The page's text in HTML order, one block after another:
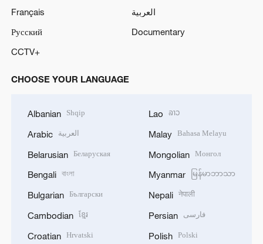
Français
العربية
Русский
Documentary
CCTV+
CHOOSE YOUR LANGUAGE
Albanian Shqip
Arabic العربية
Belarusian Беларуская
Bengali বাংলা
Bulgarian Български
Cambodian ខ្មែរ
Croatian Hrvatski
Lao ລາວ
Malay Bahasa Melayu
Mongolian Монгол
Myanmar မြန်မာဘာသာ
Nepali नेपाली
Persian فارسی
Polish Polski